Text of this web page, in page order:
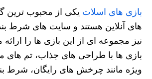
بازی‌ های اسلات یکی از محبوب‌ ترین
های آنلاین هستند و سایت‌ های شرط‌
نیز مجموعه‌ ای از این بازی‌ ها را
بازی‌ ها با طراحی‌ های جذاب، تم‌ های
ویژه مانند چرخش‌ های رایگان، شرط